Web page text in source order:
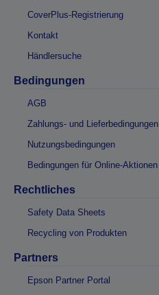
CoverPlus-Registrierung
Kontakt
Händlersuche
Bedingungen
AGB
Zahlungs- und Lieferbedingungen
Nutzungsbedingungen
Bedingungen für Online-Aktionen
Rechtliches
Safety Data Sheets
Recycling von Produkten
Partners
Epson Partner Portal